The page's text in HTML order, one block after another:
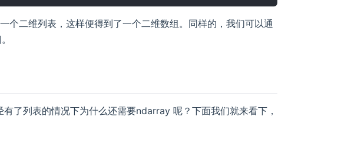
个二维列表，这样便得到了一个二维数组。同样的，我们可以通
了列表的情况下为什么还需要ndarray 呢？下面我们就来看下，